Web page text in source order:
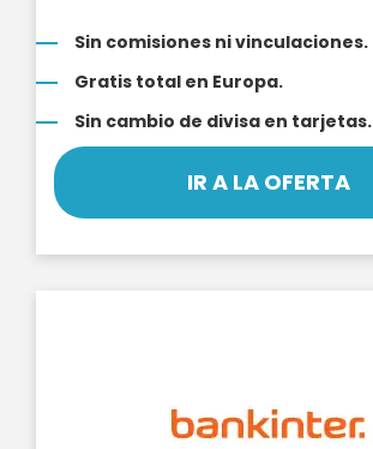
Sin comisiones ni vinculaciones.
Gratis total en Europa.
Sin cambio de divisa en tarjetas.
IR A LA OFERTA